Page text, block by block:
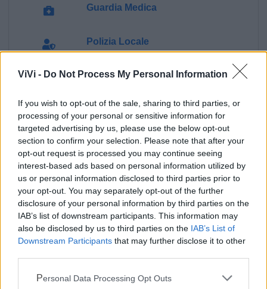
ViVi - Do Not Process My Personal Information
If you wish to opt-out of the sale, sharing to third parties, or
processing of your personal or sensitive information for
targeted advertising by us, please use the below opt-out
section to confirm your selection. Please note that after your
opt-out request is processed you may continue seeing
interest-based ads based on personal information utilized by
us or personal information disclosed to third parties prior to
your opt-out. You may separately opt-out of the further
disclosure of your personal information by third parties on the
IAB’s list of downstream participants. This information may
also be disclosed by us to third parties on the IAB’s List of
Downstream Participants that may further disclose it to other
Personal Data Processing Opt Outs
Guardia Medica
Polizia Locale
Ecocentro e rifiuti
Pubblica illuminazione